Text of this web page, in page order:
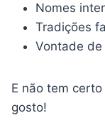
Nomes
Tradições
Vontade de
E não tem
gosto!